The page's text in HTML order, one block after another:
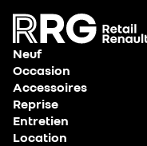
Neuf
Occasion
Accessoires
Reprise
Entretien
Location